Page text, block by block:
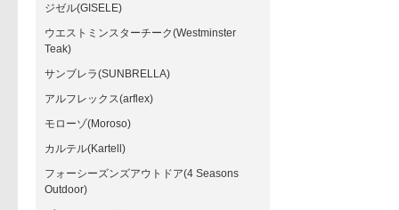
ジゼル(GISELE)
ウエストミンスターチーク(Westminster
Teak)
サンブレラ(SUNBRELLA)
アルフレックス(arflex)
モローゾ(Moroso)
カルテル(Kartell)
フォーシーズンズアウトドア(4 Seasons
Outdoor)